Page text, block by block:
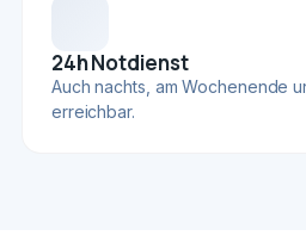
24h Notdienst
Auch nachts, am Wochenende
erreichbar.